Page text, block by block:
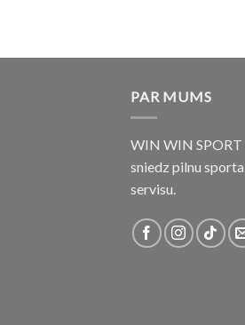
PAR MUMS
WIN WIN SPORT
sniedz pilnu
servisu.